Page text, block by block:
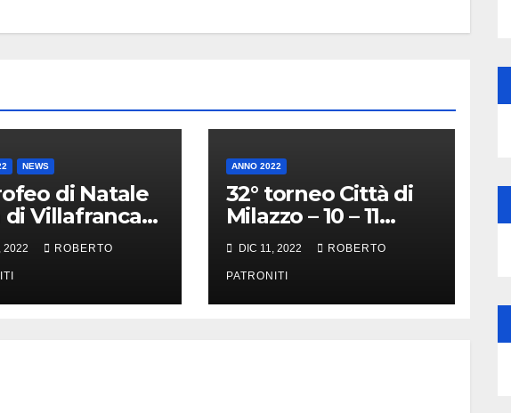
NEWS
di Natale
di Villafranca
2022 ROBERTO
ANNO 2022
32° torneo Città di
Milazzo – 10 – 11
Dicembre 2022
DIC 11, 2022 ROBERTO
PATRONITI